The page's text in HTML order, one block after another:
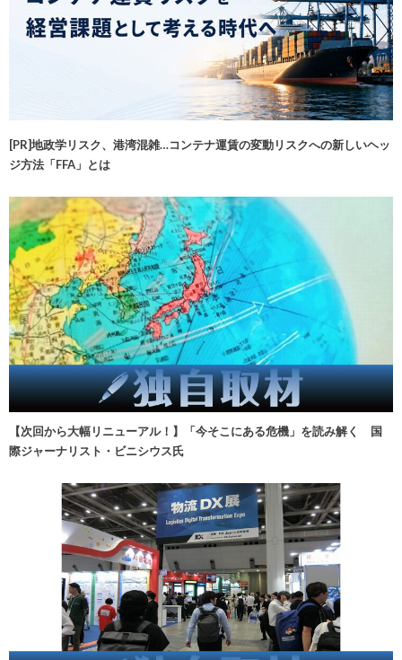
[PR]地政学リスク、港湾混雑…コンテナ運賃の変動リスクへの新しいヘッ
ジ方法「FFA」とは
【次回から大幅リニューアル！】「今そこにある危機」を読み解く 国
際ジャーナリスト・ビニシウス氏